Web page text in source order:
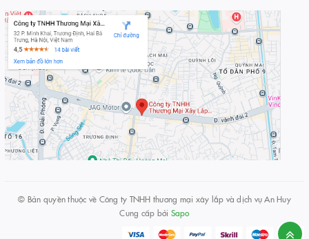
© Bản quyền thuộc về Công ty TNHH thương mại xây lắp và dịch vụ An Huy
Cung cấp bởi Sapo